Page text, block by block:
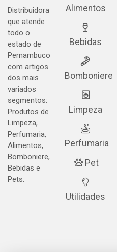
Distribuidora
que atende
todo o
estado de
Pernambuco
com artigos
dos mais
variados
segmentos:
Produtos de
Limpeza,
Perfumaria,
Alimentos,
Bomboniere,
Bebidas e
Pets.
Alimentos
Bebidas
Bomboniere
Limpeza
Perfumaria
Pet
Utilidades